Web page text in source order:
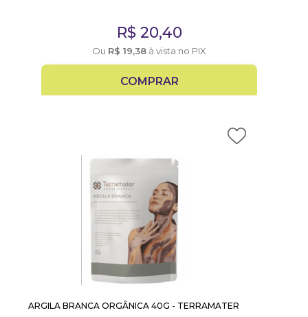
R$ 20,40
Ou R$ 19,38 à vista no PIX
COMPRAR
ARGILA BRANCA ORGÂNICA 40G - TERRAMATER